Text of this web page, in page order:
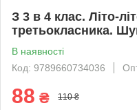
З 3 в 4 клас. Літо-
третьокласника.
В наявності
Код: 9789660734036
88 ₴ 110 ₴